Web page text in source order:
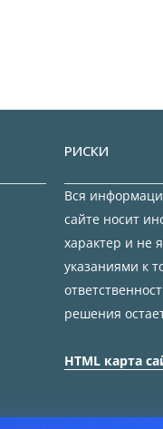
РИСКИ
Вся
сайте носит
характер и не
указаниями к
решения
HTML карта